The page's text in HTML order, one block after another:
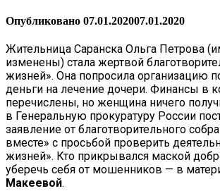
Опубликовано 07.01.202007.01.2020
Жительница Саранска Ольга Петрова
изменены) стала жертвой
жизней». Она попросила организацию
деньги на лечение дочери. Финансы в
перечислены, но женщина ничего
в Генеральную прокуратуру России
заявление от благотворительного
вместе» с просьбой проверить
жизней». Кто прикрывался маской
уберечь себя от мошенников — в
Макеевой.